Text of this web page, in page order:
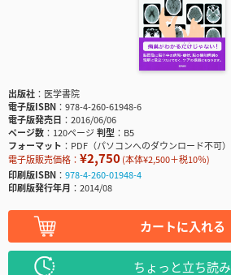
出版社
医学書院
電子版ISBN
978-4-260-61948-6
電子版発売日
2016/06/06
ページ数
120ページ判型
B5
フォーマット
PDF（パソコンへのダウンロード不可）
電子版販売価格： ¥2,750(本体¥2,500＋税10％)
印刷版ISBN
978-4-260-01948-4
印刷版発行年月
2014/08
カートに入れる
ちょっと立ち読み